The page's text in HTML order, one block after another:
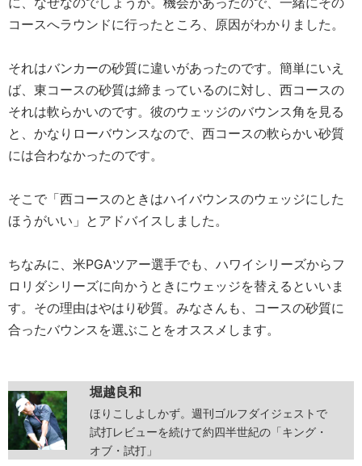
コースへラウンドに行ったところ、原因がわかりました。
それはバンカーの砂質に違いがあったのです。簡単にいえ
ば、東コースの砂質は締まっているのに対し、西コースの
それは軟らかいのです。彼のウェッジのバウンス角を見る
と、かなりローバウンスなので、西コースの軟らかい砂質
には合わなかったのです。
そこで「西コースのときはハイバウンスのウェッジにした
ほうがいい」とアドバイスしました。
ちなみに、米PGAツアー選手でも、ハワイシリーズからフ
ロリダシリーズに向かうときにウェッジを替えるといいま
す。その理由はやはり砂質。みなさんも、コースの砂質に
合ったバウンスを選ぶことをオススメします。
堀越良和
ほりこしよしかず。週刊ゴルフダイジェストで
試打レビューを続けて約四半世紀の「キング・
オブ・試打」